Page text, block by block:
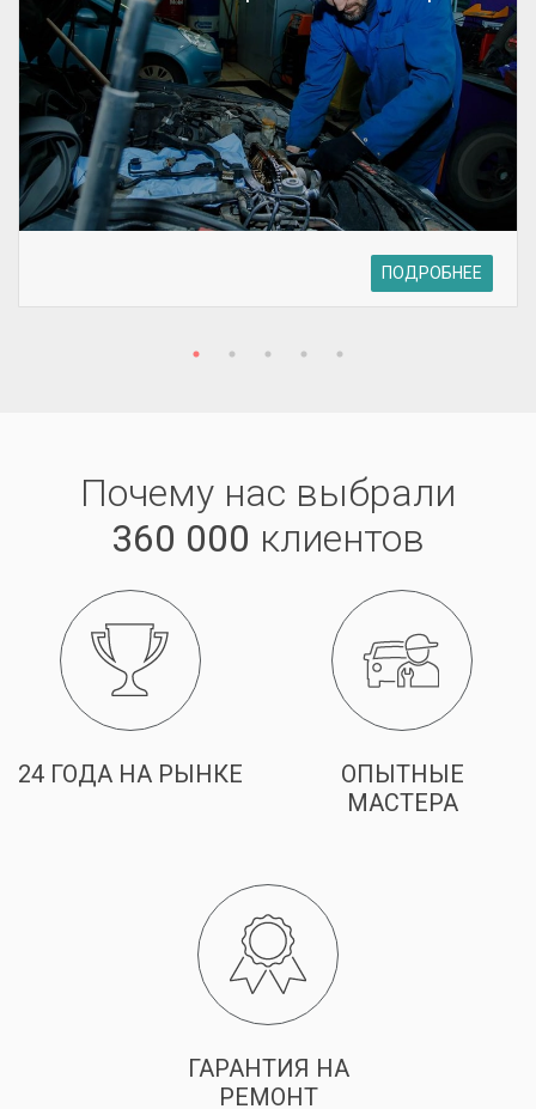
ПОДРОБНЕЕ
Почему нас выбрали
360 000 клиентов
24 ГОДА НА РЫНКЕ
ОПЫТНЫЕ
МАСТЕРА
ГАРАНТИЯ НА
РЕМОНТ